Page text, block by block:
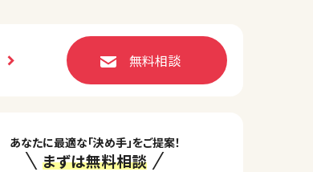
無料相談
あなたに最適な「決め手」をご提案！
まずは無料相談